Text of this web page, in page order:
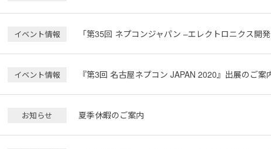
イベント情報 「第35回 ネプコンジャパン ‒エレクトロニクス開
イベント情報 『第3回 名古屋ネプコン JAPAN 2020』出展のご案
お知らせ 夏季休暇のご案内